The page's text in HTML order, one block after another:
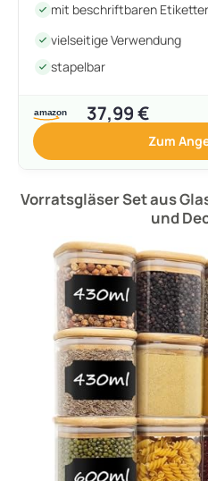
mit beschriftbaren
vielseitige Verwendung
stapelbar
37,99 €
Zum
Vorratsgläser Set aus
und